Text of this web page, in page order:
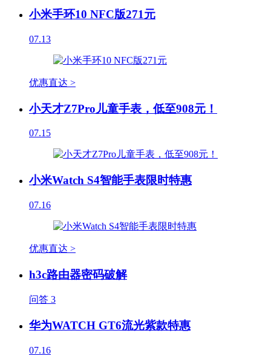
小米手环10 NFC版271元
07.13
优惠直达 >
小天才Z7Pro儿童手表，低至908元！
07.15
小米Watch S4智能手表限时特惠
07.16
优惠直达 >
h3c路由器密码破解
问答 3
华为WATCH GT6流光紫款特惠
07.16